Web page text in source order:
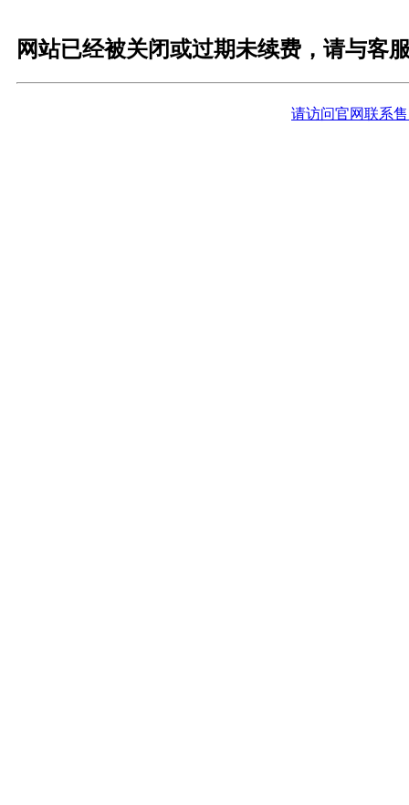
网站已经被关闭或过期未续费，请与客
请访问官网联系